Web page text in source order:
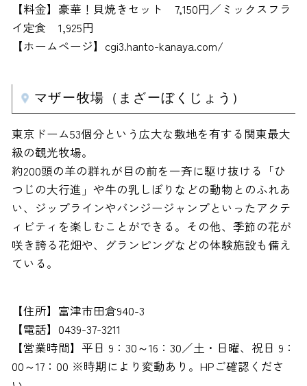
【料金】豪華！貝焼きセット 7,150円／ミックスフラ
イ定食 1,925円
【ホームページ】cgi3.hanto-kanaya.com/
マザー牧場（まざーぼくじょう）
東京ドーム53個分という広大な敷地を有する関東最大
級の観光牧場。
約200頭の羊の群れが目の前を一斉に駆け抜ける「ひ
つじの大行進」や牛の乳しぼりなどの動物とのふれあ
い、ジップラインやバンジージャンプといったアクテ
ィビティを楽しむことができる。その他、季節の花が
咲き誇る花畑や、グランピングなどの体験施設も備え
ている。
【住所】富津市田倉940-3
【電話】0439-37-3211
【営業時間】平日 9：30～16：30／土・日曜、祝日 9：
00～17：00 ※時期により変動あり。HPご確認くださ